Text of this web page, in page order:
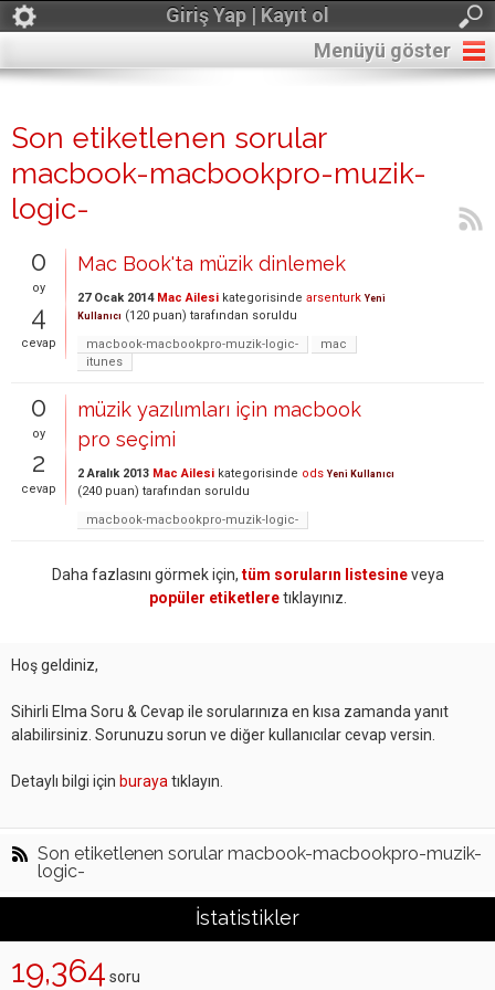
Giriş Yap | Kayıt ol
Menüyü göster
Son etiketlenen sorular
macbook-macbookpro-muzik-
logic-
0
oy
4
cevap
Mac Book'ta müzik dinlemek
27 Ocak 2014 Mac Ailesi kategorisinde arsenturk Yeni
Kullanıcı (120 puan) tarafından soruldu
macbook-macbookpro-muzik-logic-
mac
itunes
0
oy
2
cevap
müzik yazılımları için macbook
pro seçimi
2 Aralık 2013 Mac Ailesi kategorisinde ods Yeni Kullanıcı
(240 puan) tarafından soruldu
macbook-macbookpro-muzik-logic-
Daha fazlasını görmek için, tüm soruların listesineveya
popüler etiketleretıklayınız.
Hoş geldiniz,
Sihirli Elma Soru & Cevap ile sorularınıza en kısa zamanda yanıt
alabilirsiniz. Sorunuzu sorun ve diğer kullanıcılar cevap versin.
Detaylı bilgi için buraya tıklayın.
Son etiketlenen sorular macbook-macbookpro-muzik-
logic-
İstatistikler
19,364 soru